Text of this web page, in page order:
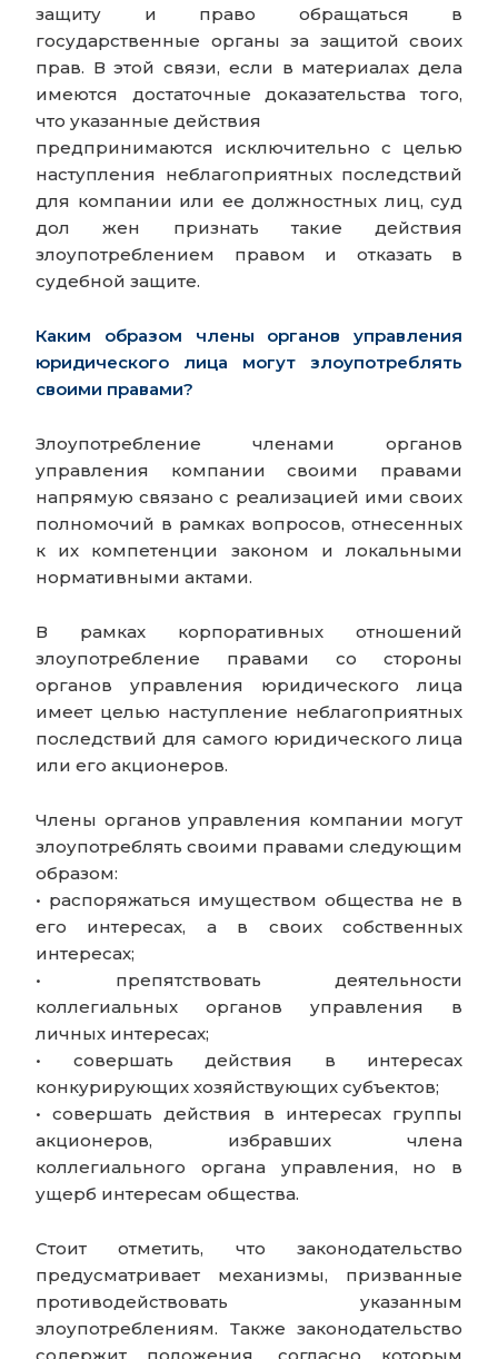
защиту и право обращаться в
государственные органы за защитой своих
прав. В этой связи, если в материалах дела
имеются достаточные доказательства того,
что указанные действия
предпринимаются исключительно с целью
наступления неблагоприятных последствий
для компании или ее должностных лиц, суд
дол жен признать такие действия
злоупотреблением правом и отказать в
судебной защите.
Каким образом члены органов управления
юридического лица могут злоупотреблять
своими правами?
Злоупотребление членами органов
управления компании своими правами
напрямую связано с реализацией ими своих
полномочий в рамках вопросов, отнесенных
к их компетенции законом и локальными
нормативными актами.
В рамках корпоративных отношений
злоупотребление правами со стороны
органов управления юридического лица
имеет целью наступление неблагоприятных
последствий для самого юридического лица
или его акционеров.
Члены органов управления компании могут
злоупотреблять своими правами следующим
образом:
• распоряжаться имуществом общества не в
его интересах, а в своих собственных
интересах;
• препятствовать деятельности
коллегиальных органов управления в
личных интересах;
• совершать действия в интересах
конкурирующих хозяйствующих субъектов;
• совершать действия в интересах группы
акционеров, избравших члена
коллегиального органа управления, но в
ущерб интересам общества.
Стоит отметить, что законодательство
предусматривает механизмы, призванные
противодействовать указанным
злоупотреблениям. Также законодательство